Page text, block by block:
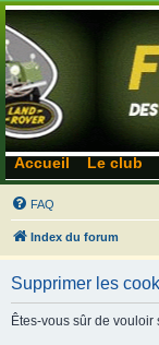
Accueil Le club
FAQ
Index du forum
Supprimer les
Êtes-vous sûr de